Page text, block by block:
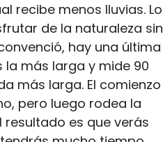
recibe menos lluvias. Lo
de la naturaleza sin
hay una última
la más larga y mide 90
más larga. El comienzo
pero luego rodea la
resultado es que verás